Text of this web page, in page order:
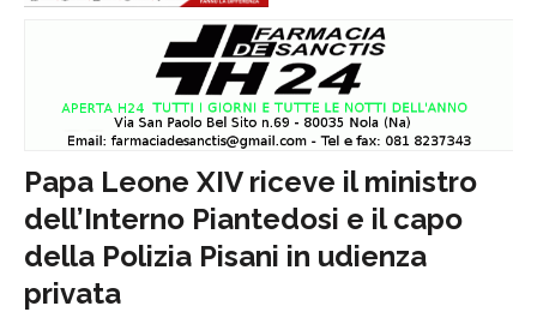
Papa Leone XIV riceve il ministro
dell’Interno Piantedosi e il capo
della Polizia Pisani in udienza
privata